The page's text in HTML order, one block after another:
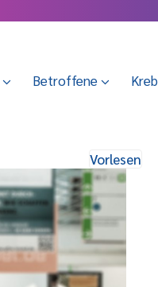
Betroffene
Vorlesen